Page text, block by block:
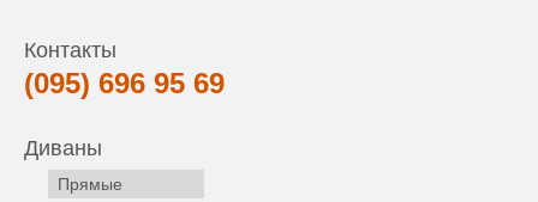
Контакты
(095) 696 95 69
Диваны
Прямые